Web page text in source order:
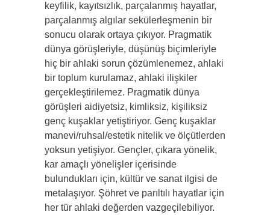
keyfilik, kayıtsızlık, parçalanmış hayat­lar,
parçalanmış algılar sekülerleşmenin bir
sonucu olarak ortaya çıkıyor. Pragmatik
dünya görüşleriyle, düşünüş biçim­leriyle
hiç bir ahlaki sorun çözümlenemez, ahlaki
bir toplum kurulamaz, ahlaki ilişkiler
gerçekleştirilemez. Pragmatik dün­ya
görüşleri aidiyetsiz, kimliksiz, kişiliksiz
genç kuşaklar yetiştiriyor. Genç kuşaklar
manevi/ruhsal/estetik nitelik ve ölçütlerden
yoksun yetişiyor. Gençler, çıkara yönelik,
kar amaçlı yönelişler içerisinde
bulundukları için, kültür ve sanat ilgisi de
metalaşıyor. Şöhret ve parıltılı hayatlar için
her tür ahlaki değerden vazgeçilebiliyor.